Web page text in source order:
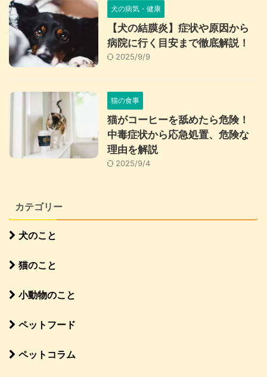
犬の病気・健康
【犬の結膜炎】症状や原因から
病院に行く目安まで徹底解説！
2025/9/9
猫の食事
猫がコーヒーを舐めたら危険！
中毒症状から応急処置、危険な
理由を解説
2025/9/4
カテゴリー
犬のこと
猫のこと
小動物のこと
ペットフード
ペットコラム